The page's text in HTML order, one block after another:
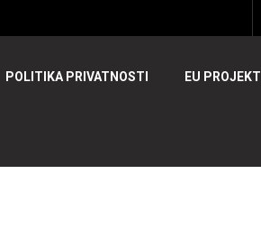
POLITIKA PRIVATNOSTI EU PROJEKTI